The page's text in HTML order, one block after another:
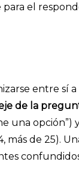
el
entre sí
de la
una opción”)
más de 25).